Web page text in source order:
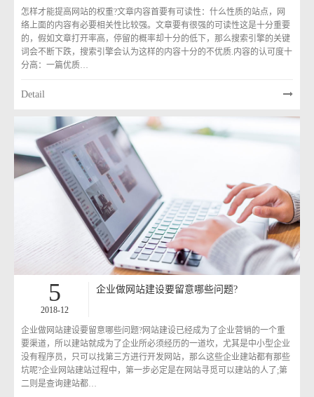
怎样才能提高网站的权重?文章内容首要有可读性：什么性质的站点，网
络上面的内容有必要相关性比较强。文章要有很强的可读性这是十分重要
的，假如文章打开率高，停留的概率却十分的低下，那么搜索引擎的关键
词会不断下跌，搜索引擎会认为这样的内容十分的不优质.内容的认可度十
分高：一篇优质…
Detail
5
2018-12
企业做网站建设要留意哪些问题?
企业做网站建设要留意哪些问题?网站建设已经成为了企业营销的一个重
要渠道，所以建站就成为了企业所必须经历的一道坎，尤其是中小型企业
没有程序员，只可以找第三方进行开发网站，那么这些企业建站都有那些
坑呢?企业网站建站过程中，第一步必定是在网站寻觅可以建站的人了;第
二则是查询建站都…